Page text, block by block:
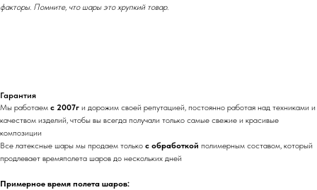
факторы. Помните, что шары это хрупкий товар.
Гарантия
Мы работаем с 2007г и дорожим своей репутацией, постоянно работая над техниками и
качеством изделий, чтобы вы всегда получали только самые свежие и красивые
композиции
Все латексные шары мы продаем только с обработкой полимерным составом, который
продлевает времяполета шаров до нескольких дней
Примерное время полета шаров: